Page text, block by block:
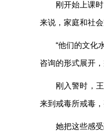
刚开始上课
来说，家庭和社
“他们的文化
咨询的形式展开
刚入警时，
来到戒毒所戒毒，
她把这些感